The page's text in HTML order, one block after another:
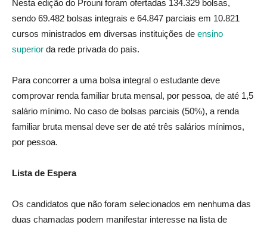
Nesta edição do Prouni foram ofertadas 134.329 bolsas,
sendo 69.482 bolsas integrais e 64.847 parciais em 10.821
cursos ministrados em diversas instituições de ensino
superior da rede privada do país.
Para concorrer a uma bolsa integral o estudante deve
comprovar renda familiar bruta mensal, por pessoa, de até 1,5
salário mínimo. No caso de bolsas parciais (50%), a renda
familiar bruta mensal deve ser de até três salários mínimos,
por pessoa.
Lista de Espera
Os candidatos que não foram selecionados em nenhuma das
duas chamadas podem manifestar interesse na lista de